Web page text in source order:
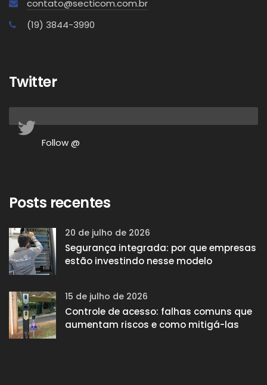
contato@secticom.com.br
(19) 3844-3990
Twitter
Follow @
Posts recentes
20 de julho de 2026
Segurança integrada: por que empresas
estão investindo nesse modelo
15 de julho de 2026
Controle de acesso: falhas comuns que
aumentam riscos e como mitigá-las